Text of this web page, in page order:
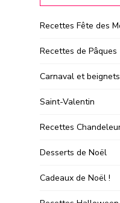
Recettes Fête des
Recettes de Pâques
Carnaval et beignets
Saint-Valentin
Recettes
Desserts de Noël
Cadeaux de Noël !